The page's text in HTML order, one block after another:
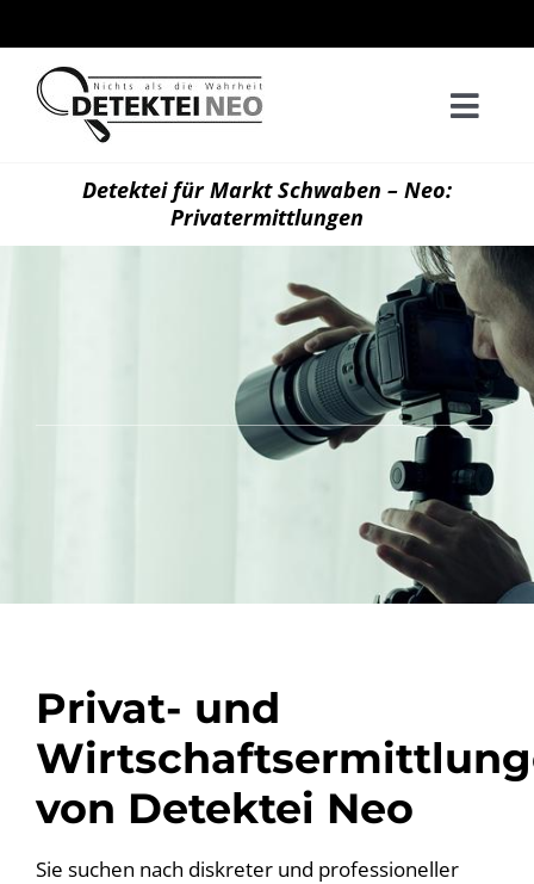
Inhalt
springen
Detektei für Markt Schwaben – Neo:
Privatermittlungen
Privat- und
von Detektei Neo
Sie suchen nach diskreter und professioneller